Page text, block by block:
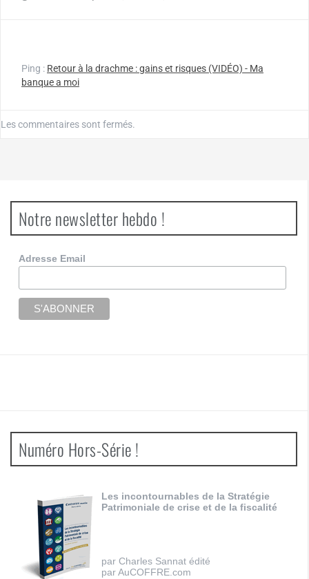
Ping : Retour à la drachme : gains et risques (VIDÉO) - Ma
banque a moi
Les commentaires sont fermés.
Notre newsletter hebdo !
Adresse Email
Numéro Hors-Série !
Les incontournables de la Stratégie
Patrimoniale de crise et de la fiscalité
par Charles Sannat édité
par AuCOFFRE.com